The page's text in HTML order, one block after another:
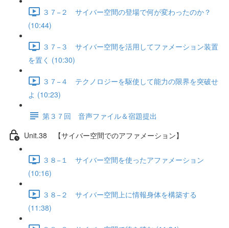
３７−２ サイバー空間の登場で何が変わったのか？
(10:44)
３７−３ サイバー空間を活用してファメーション装置
を置く (10:30)
３７−４ テクノロジーを駆使して能力の限界を突破せ
よ (10:23)
第３７回 音声ファイル＆宿題提出
Unit.38 【サイバー空間でのアファメーション】
３８−１ サイバー空間を使ったアファメーション
(10:16)
３８−２ サイバー空間上に情報身体を構築する
(11:38)